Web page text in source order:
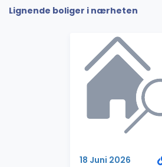
Lignende boliger i nærheten
18 Juni 2026